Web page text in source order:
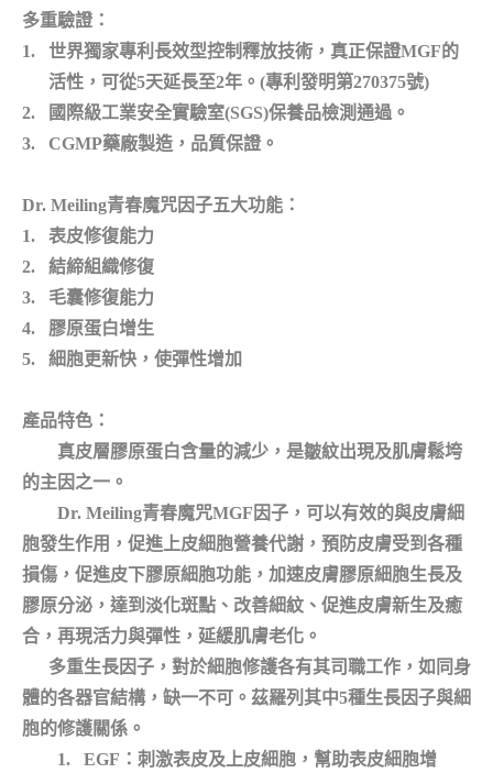
多重驗證：
1.
世界獨家專利長效型控制釋放技術，真正保證MGF的
活性，可從5天延長至2年。(專利發明第270375號)
2.
國際級工業安全實驗室(SGS)保養品檢測通過。
3.
CGMP藥廠製造，品質保證。
Dr. Meiling青春魔咒因子五大功能：
1.
表皮修復能力
2.
結締組織修復
3.
毛囊修復能力
4.
膠原蛋白增生
5.
細胞更新快，使彈性增加
產品特色：
真皮層膠原蛋白含量的減少，是皺紋出現及肌膚鬆垮
的主因之一。
Dr. Meiling青春魔咒MGF因子，可以有效的與皮膚細
胞發生作用，促進上皮細胞營養代謝，預防皮膚受到各種
損傷，促進皮下膠原細胞功能，加速皮膚膠原細胞生長及
膠原分泌，達到淡化斑點、改善細紋、促進皮膚新生及癒
合，再現活力與彈性，延緩肌膚老化。
多重生長因子，對於細胞修護各有其司職工作，如同身
體的各器官結構，缺一不可。茲羅列其中5種生長因子與細
胞的修護關係。
1.
EGF：刺激表皮及上皮細胞，幫助表皮細胞增